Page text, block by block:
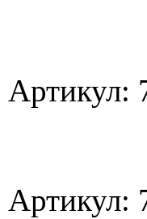
Артикул:
Артикул: